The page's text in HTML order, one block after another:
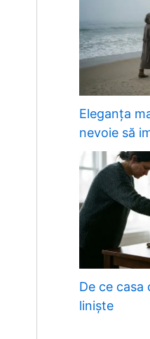
Eleganța
nevoie să
De ce casa
liniște